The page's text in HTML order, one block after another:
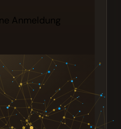
Anmeldung